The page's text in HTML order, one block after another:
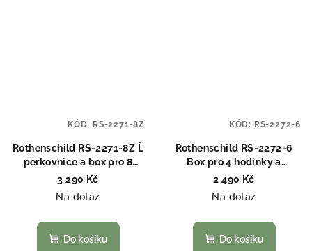
Rothenschild RS-2271-8Z Ĺ
perkovnice a box pro 8
hodinek
3 290 Kč
Na dotaz
Do košíku
KÓD: RS-2271-8Z
Rothenschild RS-2272-6
Box pro 4 hodinky a
šperkovnice
2 490 Kč
Na dotaz
Do košíku
KÓD: RS-2272-6